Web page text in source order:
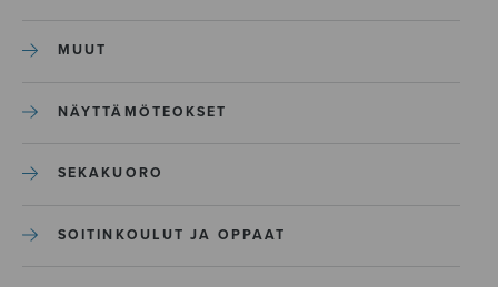
MUUT
NÄYTTÄMÖTEOKSET
SEKAKUORO
SOITINKOULUT JA OPPAAT